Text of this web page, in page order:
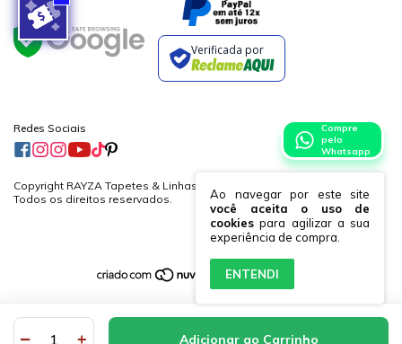
Ao navegar por este site
você aceita o uso de
cookies para agilizar a sua
experiência de compra.
ENTENDI
Compre
pelo
Whatsapp
Verificada por
Redes Sociais
Copyright RAYZA Tapetes & Linhas Ltda. - 19882364000170 - 2026.
Todos os direitos reservados.